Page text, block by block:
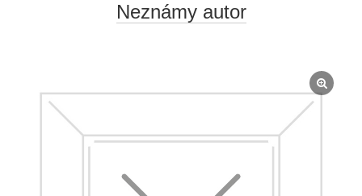
Neznámy autor